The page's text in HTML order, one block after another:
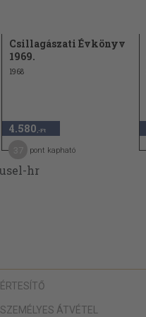
Csillagászati Évkönyv
1969.
1968
4.580 ,-Ft
pont kapható
ÉRTESÍTŐ
SZEMÉLYES ÁTVÉTEL